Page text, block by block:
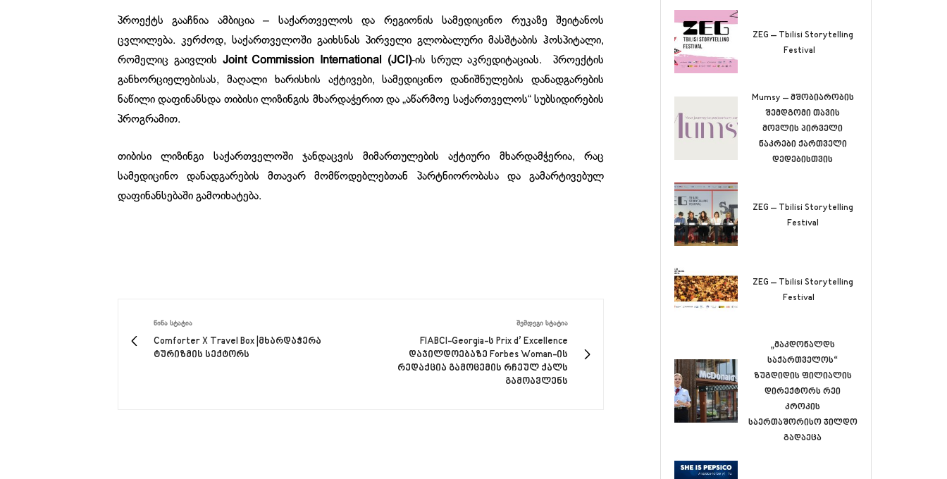
პროექტს გააჩნია ამბიცია – საქართველოს და რეგიონის სამედიცინო რუკაზე შეიტანოს
ცვლილება. კერძოდ, საქართველოში გაიხსნას პირველი გლობალური მასშტაბის ჰოსპიტალი,
რომელიც გაივლის Joint Commission International (JCI)-ის სრულ აკრედიტაციას. პროექტის
განხორციელებისას, მაღალი ხარისხის აქტივები, სამედიცინო დანიშნულების დანადგარების
ნაწილი დაფინანსდა თიბისი ლიზინგის მხარდაჭერით და „აწარმოე საქართველოს“ სუბსიდირების
პროგრამით.
თიბისი ლიზინგი საქართველოში ჯანდაცვის მიმართულების აქტიური მხარდამჭერია, რაც
სამედიცინო დანადგარების მთავარ მომწოდებლებთან პარტნიორობასა და გამარტივებულ
დაფინანსებაში გამოიხატება.
ᲬᲘᲜᲐ ᲡᲢᲐᲢᲘᲐ
Comforter X Travel Box |მხარდაჭერა
ტურიზმის სექტორს
ᲨᲔᲛᲓᲔᲒᲘ ᲡᲢᲐᲢᲘᲐ
FIABCI-Georgia-ს Prix d’ Excellence
დაჯილდოებაზე Forbes Woman-ის
რედაქცია გამოცემის რჩეულ ქალს
გამოავლენს
ZEG – Tbilisi Storytelling
Festival
Mumsy – მშობიარობის
შემდგომი თავის
მოვლის პირველი
ნაკრები ქართველი
დედებისთვის
ZEG – Tbilisi Storytelling
Festival
ZEG – Tbilisi Storytelling
Festival
„მაკდონალდს
საქართველოს“
ზუგდიდის ფილიალის
დირექტორს რეი
კროკის
საერთაშორისო ჯილდო
გადაეცა